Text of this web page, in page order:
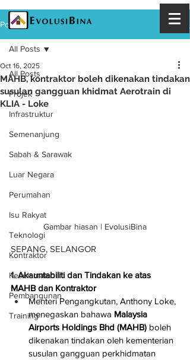
Post
All Posts
Projek
Infrastruktur
Semenanjung
Sabah & Sarawak
Luar Negara
Perumahan
Isu Rakyat
Teknologi
Kontraktor
Keselamatan
Pembangunan
Training
All Posts
MAHB, kontraktor boleh dikenakan tindakan
susulan gangguan khidmat Aerotrain di
KLIA - Loke
Oct 16, 2025
Gambar hiasan | EvolusiBina
SEPANG, SELANGOR
1. Akauntabiliti dan Tindakan ke atas
MAHB dan Kontraktor
Menteri Pengangkutan, Anthony Loke,
menegaskan bahawa Malaysia
Airports Holdings Bhd (MAHB) boleh
dikenakan tindakan oleh kementerian
susulan gangguan perkhidmatan